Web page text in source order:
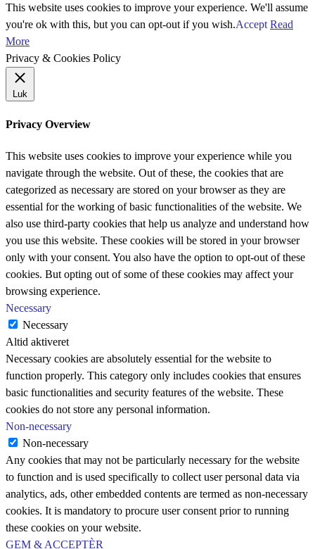
This website uses cookies to improve your experience. We'll assume
you're ok with this, but you can opt-out if you wish.Accept Read
More
Privacy & Cookies Policy
Luk
Privacy Overview
This website uses cookies to improve your experience while you
navigate through the website. Out of these, the cookies that are
categorized as necessary are stored on your browser as they are
essential for the working of basic functionalities of the website. We
also use third-party cookies that help us analyze and understand how
you use this website. These cookies will be stored in your browser
only with your consent. You also have the option to opt-out of these
cookies. But opting out of some of these cookies may affect your
browsing experience.
Necessary
Necessary
Altid aktiveret
Necessary cookies are absolutely essential for the website to
function properly. This category only includes cookies that ensures
basic functionalities and security features of the website. These
cookies do not store any personal information.
Non-necessary
Non-necessary
Any cookies that may not be particularly necessary for the website
to function and is used specifically to collect user personal data via
analytics, ads, other embedded contents are termed as non-necessary
cookies. It is mandatory to procure user consent prior to running
these cookies on your website.
GEM & ACCEPTÈR